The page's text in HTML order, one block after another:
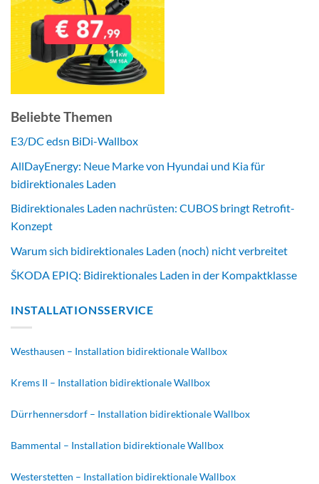
Beliebte Themen
E3/DC edsn BiDi-Wallbox
AllDayEnergy: Neue Marke von Hyundai und Kia für
bidirektionales Laden
Bidirektionales Laden nachrüsten: CUBOS bringt Retrofit-
Konzept
Warum sich bidirektionales Laden (noch) nicht verbreitet
ŠKODA EPIQ: Bidirektionales Laden in der Kompaktklasse
INSTALLATIONSSERVICE
Westhausen – Installation bidirektionale Wallbox
Krems II – Installation bidirektionale Wallbox
Dürrhennersdorf – Installation bidirektionale Wallbox
Bammental – Installation bidirektionale Wallbox
Westerstetten – Installation bidirektionale Wallbox